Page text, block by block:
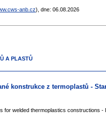
anb.cz), dne: 06.08.2026
A PLASTŮ
konstrukce z termoplastů -
for welded thermoplastics constructions